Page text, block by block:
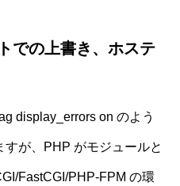
での上書き、ホステ
display_errors on のよう
が、PHP がモジュールと
FastCGI/PHP-FPM の環